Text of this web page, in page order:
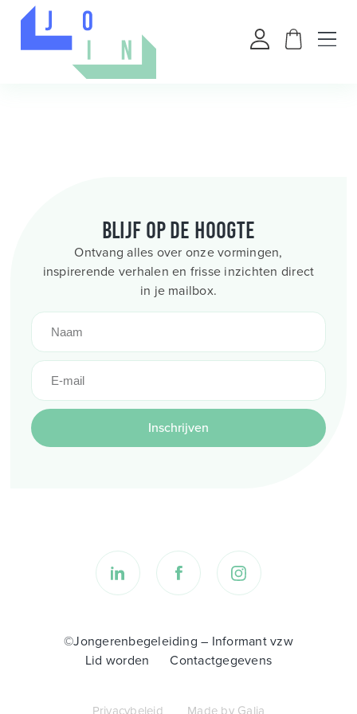
Blijf op de hoogte
Ontvang alles over onze vormingen,
inspirerende verhalen en frisse inzichten direct
in je mailbox.
Inschrijven
©Jongerenbegeleiding – Informant vzw
Lid worden
Contactgegevens